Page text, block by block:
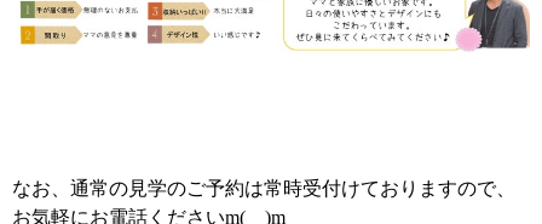
なお、通常の見学のご予約は常時受付けておりますので、
お気軽にお電話くださいm(__)m